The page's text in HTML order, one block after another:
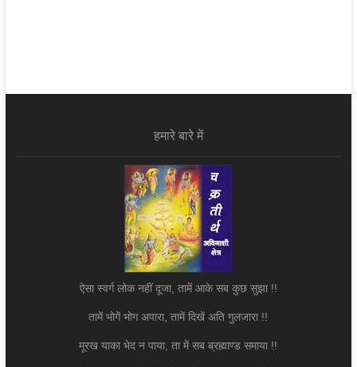
हमारे बारे में
ऐसा स्वर्ग लोक नहीं दूजा, तामें आके सब कुछ सुझा !!
तामें भोगें भोग अपारा, तामें दिखें अति गुलजारा !!
मूरख याका भेद न पाया, ता में सब ब्रह्माण्ड समाया !!